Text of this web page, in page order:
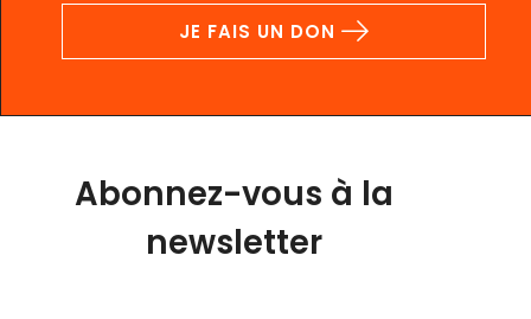
JE FAIS UN DON
Abonnez-vous à la
newsletter